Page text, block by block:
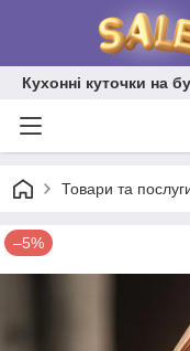
Кухонні куточки на
Товари та
–5%